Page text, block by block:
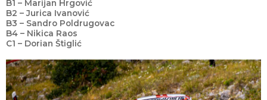
B1 – Marijan Hrgović
B2 – Jurica Ivanović
B3 – Sandro Poldrugovac
B4 – Nikica Raos
C1 – Dorian Štiglić